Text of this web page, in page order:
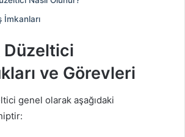
İmkanları
Düzeltici
ve Görevleri
genel olarak aşağıdaki